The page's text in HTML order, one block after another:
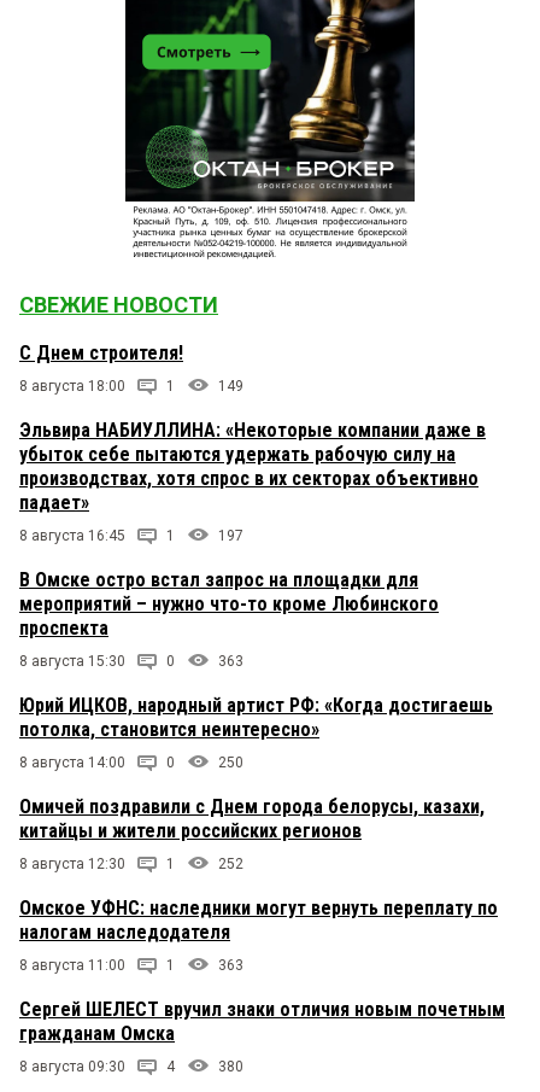
СВЕЖИЕ НОВОСТИ
С Днем строителя!
8 августа 18:00 1 149
Эльвира НАБИУЛЛИНА: «Некоторые компании даже в
убыток себе пытаются удержать рабочую силу на
производствах, хотя спрос в их секторах объективно
падает»
8 августа 16:45 1 197
В Омске остро встал запрос на площадки для
мероприятий – нужно что-то кроме Любинского
проспекта
8 августа 15:30 0 363
Юрий ИЦКОВ, народный артист РФ: «Когда достигаешь
потолка, становится неинтересно»
8 августа 14:00 0 250
Омичей поздравили с Днем города белорусы, казахи,
китайцы и жители российских регионов
8 августа 12:30 1 252
Омское УФНС: наследники могут вернуть переплату по
налогам наследодателя
8 августа 11:00 1 363
Сергей ШЕЛЕСТ вручил знаки отличия новым почетным
гражданам Омска
8 августа 09:30 4 380